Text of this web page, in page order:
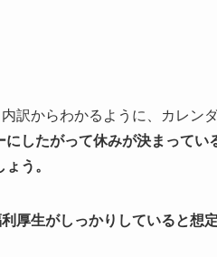
訳からわかるように、カレン
したがって休みが決まってい
う。
厚生がしっかりしていると想